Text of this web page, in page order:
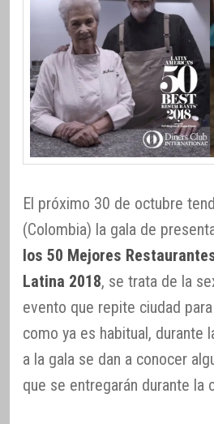
El próximo 30 de octubre
(Colombia) la gala de
los 50 Mejores
Latina 2018, se trata de la
evento que repite ciudad
como ya es habitual, durante
a la gala se dan a conocer
que se entregarán durante la